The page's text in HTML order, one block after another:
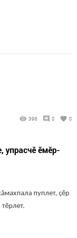
396 0 0
упрасчӗ ӗмӗр-
пуплет, çӗр